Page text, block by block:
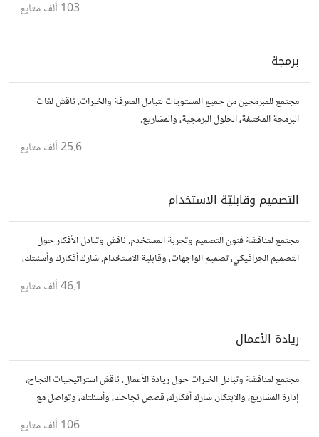
103 ألف متابع
برمجة
مجتمع للمبرمجين من جميع المستويات لتبادل المعرفة والخبرات. ناقش لغات
البرمجة المختلفة، الحلول البرمجية، والمشاريع.
25.6 ألف متابع
التصميم وقابليّة الاستخدام
مجتمع لمناقشة فنون التصميم وتجربة المستخدم. ناقش وتبادل الأفكار حول
التصميم الجرافيكي، تصميم الواجهات، وقابلية الاستخدام. شارك أفكارك وأسئلتك،
وتواصل مع مصممين ومتخصصين في تحسين تجربة المستخدم.
46.1 ألف متابع
ريادة الأعمال
مجتمع لمناقشة وتبادل الخبرات حول ريادة الأعمال. ناقش استراتيجيات النجاح،
إدارة المشاريع، والابتكار. شارك أفكارك، قصص نجاحك، وأسئلتك، وتواصل مع
106 ألف متابع